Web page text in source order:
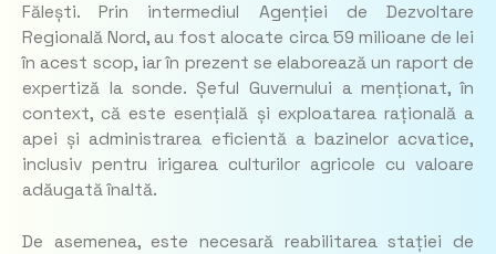
Fălești. Prin intermediul Agenției de Dezvoltare
Regională Nord, au fost alocate circa 59 milioane de lei
în acest scop, iar în prezent se elaborează un raport de
expertiză la sonde. Șeful Guvernului a menționat, în
context, că este esențială și exploatarea rațională a
apei și administrarea eficientă a bazinelor acvatice,
inclusiv pentru irigarea culturilor agricole cu valoare
adăugată înaltă.
De asemenea, este necesară reabilitarea stației de